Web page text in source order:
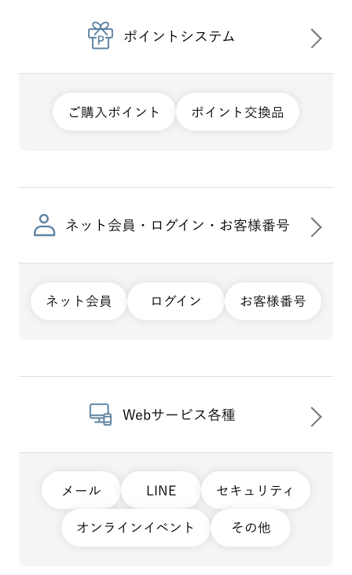
ポイントシステム
ご購入ポイント ポイント交換品
ネット会員・ログイン・お客様番号
ネット会員 ログイン お客様番号
Webサービス各種
メール LINE セキュリティ
オンラインイベント その他